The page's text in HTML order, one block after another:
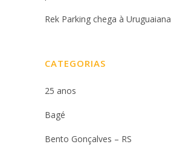
Rek Parking chega à Uruguaiana
CATEGORIAS
25 anos
Bagé
Bento Gonçalves – RS